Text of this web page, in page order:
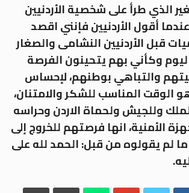
الذي طرأ على شخصية الأردنيين
أقول الأردنيين فإنني اقصد
قبل الأردنيين النشامى والصغار
وكأني بهم يتحينون الفرصة
والتباهي بوطنهم، لإحساس
الوقت المناسب للشكر والامتنان،
وللجيش ولحماة الاردن وحراسه
الأمنية، انها فرصتهم للخروج إلى
لم يقولوه من قبل: الحمد لله على